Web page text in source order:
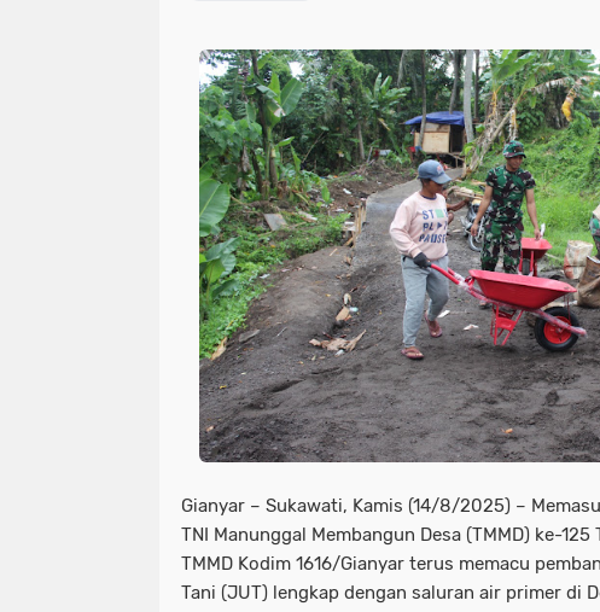
Gianyar – Sukawati, Kamis (14/8/2025) –
TNI Manunggal Membangun Desa (TMMD) ke-
TMMD Kodim 1616/Gianyar terus memacu
Tani (JUT) lengkap dengan saluran air primer di